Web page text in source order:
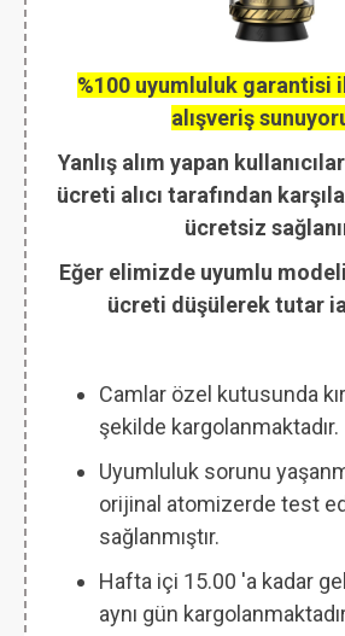
%100 uyumluluk garantisi
alışveriş
Yanlış alım yapan
ücreti alıcı tarafından
ücretsiz
Eğer elimizde uyumlu
ücreti düşülerek tutar
Camlar özel kutusunda
şekilde kargolanmaktadır.
Uyumluluk sorunu
orijinal atomizerde test
sağlanmıştır.
Hafta içi 15.00 'a kadar
aynı gün